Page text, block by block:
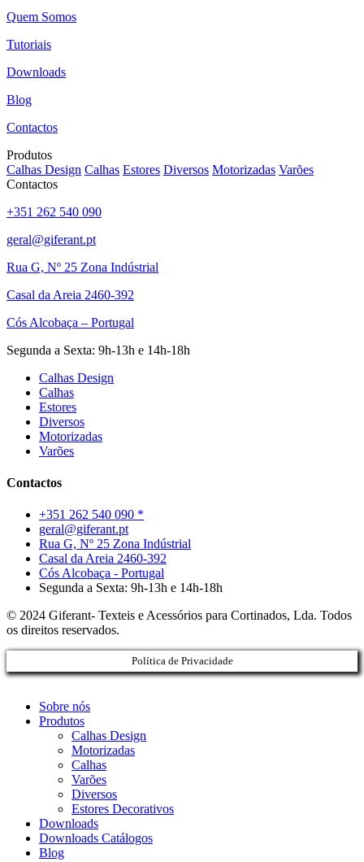
Quem Somos
Tutoriais
Downloads
Blog
Contactos
Produtos
Calhas Design Calhas Estores Diversos Motorizadas Varões
Contactos
+351 262 540 090
geral@giferant.pt
Rua G, Nº 25 Zona Indústrial
Casal da Areia 2460-392
Cós Alcobaça – Portugal
Segunda a Sexta: 9h-13h e 14h-18h
Calhas Design
Calhas
Estores
Diversos
Motorizadas
Varões
Contactos
+351 262 540 090 *
geral@giferant.pt
Rua G, Nº 25 Zona Indústrial
Casal da Areia 2460-392
Cós Alcobaça - Portugal
Segunda a Sexta: 9h-13h e 14h-18h
© 2024 Giferant- Texteis e Acessórios para Cortinados, Lda. Todos
os direitos reservados.
Política de Privacidade
Sobre nós
Produtos
Calhas Design
Motorizadas
Calhas
Varões
Diversos
Estores Decorativos
Downloads
Downloads Catálogos
Blog